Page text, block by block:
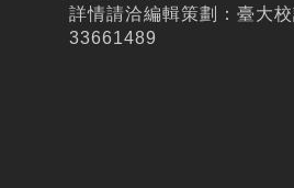
詳情請洽編輯策劃：臺大校
33661489